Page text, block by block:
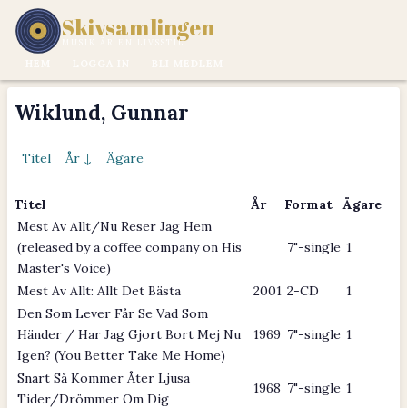
Skivsamlingen
MUSIK ÄR EN LIVSSTIL.
Wiklund, Gunnar
Titel År ↓ Ägare
Titel År Format
Ägare
Mest Av Allt/Nu Reser Jag Hem
(released by a coffee company on His
Master's Voice)
7"-single 1
Mest Av Allt: Allt Det Bästa 2001 2-CD
1
Den Som Lever Får Se Vad Som
Händer / Har Jag Gjort Bort Mej Nu
Igen? (You Better Take Me Home)
1969 7"-single 1
Snart Så Kommer Åter Ljusa
Tider/Drömmer Om Dig
1968 7"-single 1